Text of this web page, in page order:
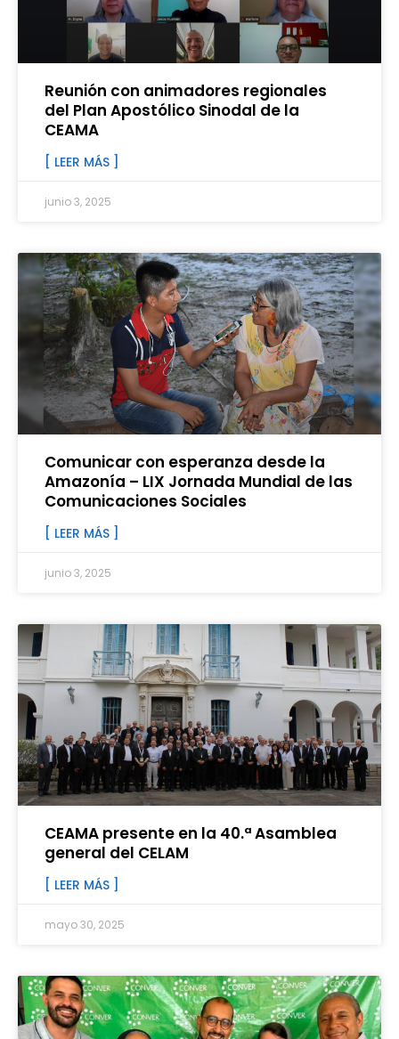
Reunión con animadores regionales
del Plan Apostólico Sinodal de la
CEAMA
[ LEER MÁS ]
junio 3, 2025
Comunicar con esperanza desde la
Amazonía – LIX Jornada Mundial de las
Comunicaciones Sociales
[ LEER MÁS ]
junio 3, 2025
CEAMA presente en la 40.ª Asamblea
general del CELAM
[ LEER MÁS ]
mayo 30, 2025